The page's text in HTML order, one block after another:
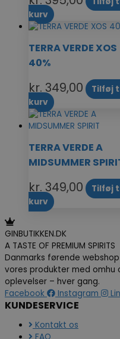
kurv
TERRA VERDE XOS
40%
kr. 349,00
Tilføj
kurv
TERRA VERDE A
MIDSUMMER
kr. 349,00
Tilføj
kurv
GINBUTIKKEN.DK
A TASTE OF PREMIUM SPIRITS
Danmarks førende
vores produkter med omhu
oplevelser – hver gang.
Facebook
Instagram
KUNDESERVICE
Kontakt os